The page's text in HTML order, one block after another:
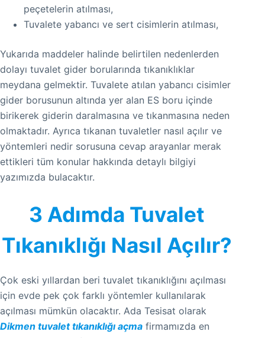
peçetelerin atılması,
Tuvalete yabancı ve sert cisimlerin atılması,
Yukarıda maddeler halinde belirtilen nedenlerden
dolayı tuvalet gider borularında tıkanıklıklar
meydana gelmektir. Tuvalete atılan yabancı cisimler
gider borusunun altında yer alan ES boru içinde
birikerek giderin daralmasına ve tıkanmasına neden
olmaktadır. Ayrıca tıkanan tuvaletler nasıl açılır ve
yöntemleri nedir sorusuna cevap arayanlar merak
ettikleri tüm konular hakkında detaylı bilgiyi
yazımızda bulacaktır.
3 Adımda Tuvalet
Tıkanıklığı Nasıl Açılır?
Çok eski yıllardan beri tuvalet tıkanıklığını açılması
için evde pek çok farklı yöntemler kullanılarak
açılması mümkün olacaktır. Ada Tesisat olarak
Dikmen tuvalet tıkanıklığı açma firmamızda en